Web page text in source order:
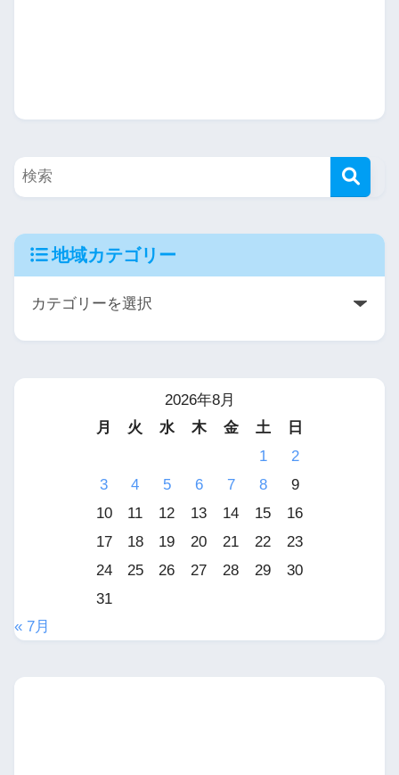
地域カテゴリー
2026年8月
月
火 水 木 金 土
日
1
2
3
4 5 6 7 8
9
10
11 12 13 14 15
16
17
18 19 20 21 22
23
24
25 26 27 28 29
30
31
« 7月